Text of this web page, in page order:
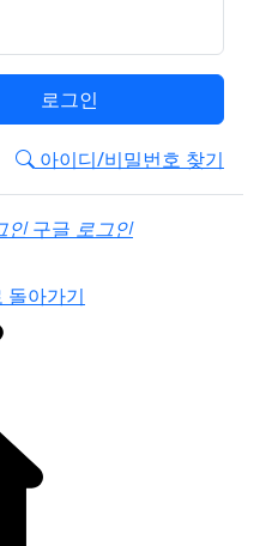
로그인
아이디/비밀번호 찾기
인
인 구글 로그인
아가기